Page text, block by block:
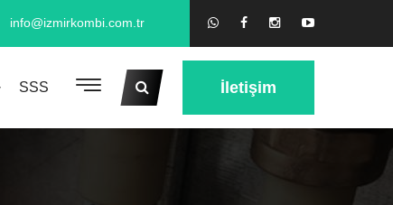
info@izmirkombi.com.tr
SSS İletişim